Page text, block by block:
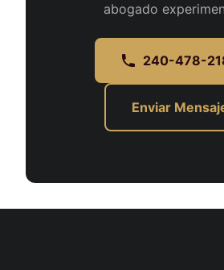
abogado
240-478-
Enviar